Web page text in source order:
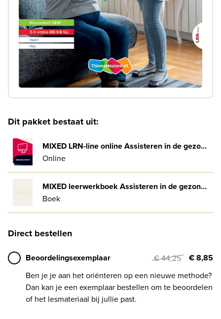
Dit pakket bestaat uit:
MIXED LRN-line online Assisteren in de gezondheidszorg 3/4 vmbo 4-jaar afname
Online
MIXED leerwerkboek Assisteren in de gezondheidszorg 3/4 vmbo BB/KB/GL
Boek
Direct bestellen
Beoordelingsexemplaar € 44,25 € 8,85
Ben je je aan het oriënteren op een nieuwe methode?
Dan kan je een exemplaar bestellen om te beoordelen
of het lesmateriaal bij jullie past.